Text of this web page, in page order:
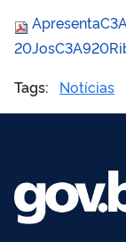
Tags: Notícias